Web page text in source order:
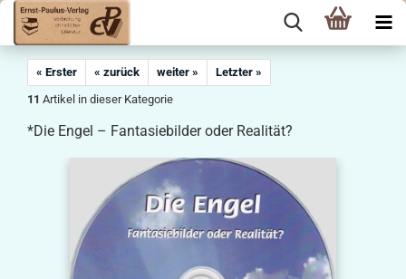
« Erster « zurück weiter »
Letzter »
11 Artikel in dieser Kategorie
*Die Engel – Fantasiebilder oder Realität?